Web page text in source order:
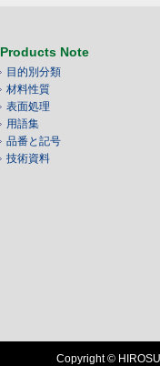
Products Note
目的別分類
材料性質
表面処理
用語集
品番と記号
技術資料
Copyright ©